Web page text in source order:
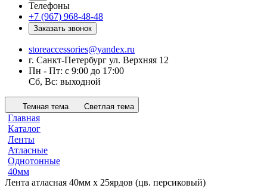
Телефоны
+7 (967) 968-48-48
Заказать звонок
storeaccessories@yandex.ru
г. Санкт-Петербург ул. Верхняя 12
Пн - Пт: с 9:00 до 17:00
Сб, Вс: выходной
Темная тема Светлая тема
Главная
Каталог
Ленты
Атласные
Однотонные
40мм
Лента атласная 40мм х 25ярдов (цв. персиковый)